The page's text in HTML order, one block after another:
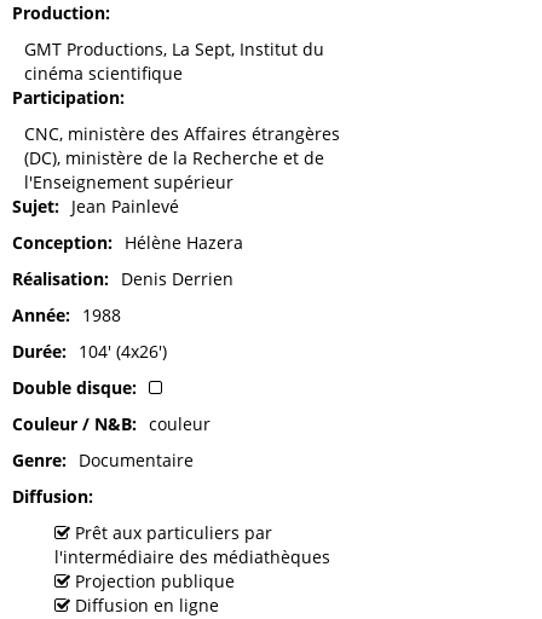
Production
GMT Productions, La Sept, Institut du
cinéma scientifique
Participation
CNC, ministère des Affaires étrangères
(DC), ministère de la Recherche et de
l'Enseignement supérieur
Sujet
Jean Painlevé
Conception
Hélène Hazera
Réalisation
Denis Derrien
Année
1988
Durée
104' (4x26')
Double disque
Couleur / N&B
couleur
Genre
Documentaire
Diffusion
Prêt aux particuliers par
l'intermédiaire des médiathèques
Projection publique
Diffusion en ligne